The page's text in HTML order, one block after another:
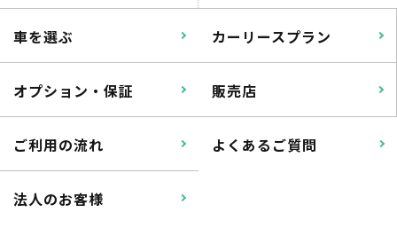
車を選ぶ カーリースプラン
オプション・保証 販売店
ご利用の流れ よくあるご質問
法人のお客様